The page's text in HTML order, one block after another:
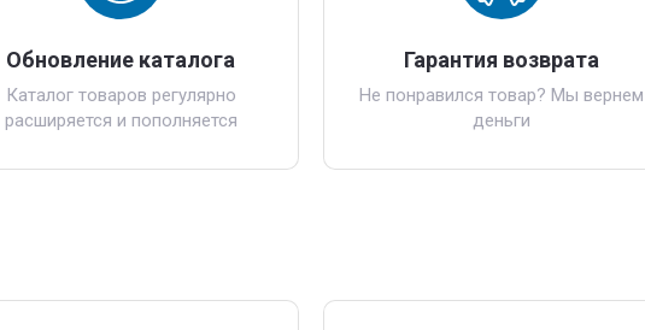
Обновление каталога
Каталог товаров регулярно
расширяется и пополняется
Гарантия возврата
Не понравился товар? Мы вернем
деньги